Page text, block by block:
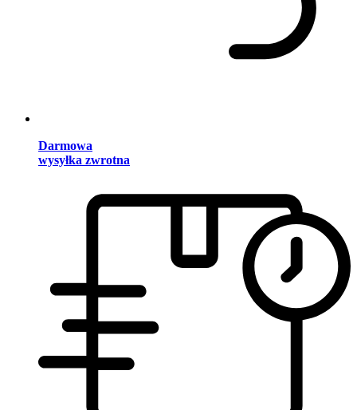
Darmowa
wysyłka zwrotna